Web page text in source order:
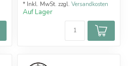
* Inkl. MwSt. zzgl. Versandkosten
Auf Lager